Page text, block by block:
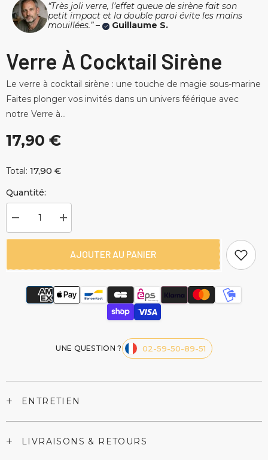
“Très joli verre, l’effet queue de sirène fait son
petit impact et la double paroi évite les mains
mouillées.” –
Guillaume S.
Verre À Cocktail Sirène
Le verre à cocktail sirène : une touche de magie sous-marine
Faites plonger vos invités dans un univers féérique avec
notre Verre à...
17,90 €
Total: 17,90 €
Quantité:
Diminuer
la
quantité
Sirène
Augmenter
la
quantité
Verre
Sirène
AJOUTER AU PANIER
UNE QUESTION ? 02-59-50-89-51
+ ENTRETIEN
+ LIVRAISONS & RETOURS